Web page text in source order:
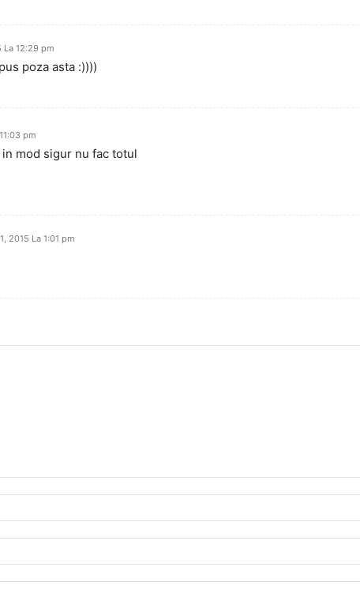
La 12:29 pm
poza asta :))))
pm
mod sigur nu fac totul
2015 La 1:01 pm